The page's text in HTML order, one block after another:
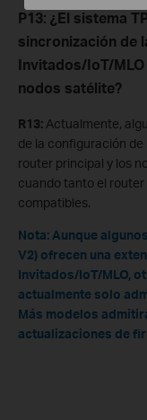
P13: ¿El sistema
sincronización de
Invitados/IoT/
nodos satélite?
R13: Actualmente,
de la configuración de
router principal y los
cuando tanto el
compatibles.
Nota: Aunque
V2) ofrecen una
Invitados/IoT/MLO,
actualmente solo
Más modelos
actualizaciones de